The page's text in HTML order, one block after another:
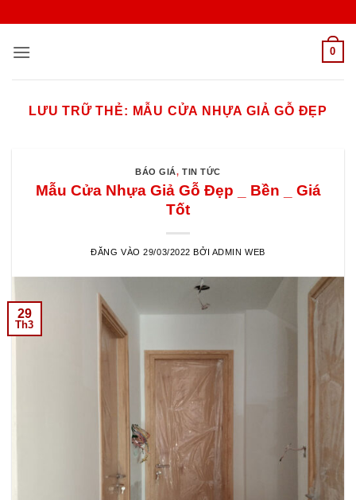
nội
0
LƯU TRỮ THẺ: MẪU CỬA NHỰA GIẢ GỖ ĐẸP
BÁO GIÁ,TIN TỨC
Mẫu Cửa Nhựa Giả Gỗ Đẹp _ Bền _ Giá
Tốt
ĐĂNG VÀO29/03/2022 BỞI ADMIN WEB
29
Th3